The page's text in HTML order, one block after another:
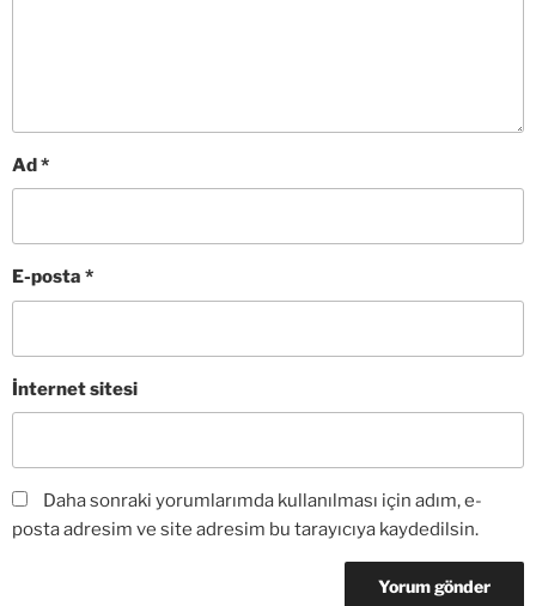
Ad*
E-posta *
İnternet sitesi
Daha sonraki yorumlarımda kullanılması için adım, e-
posta adresim ve site adresim bu tarayıcıya kaydedilsin.